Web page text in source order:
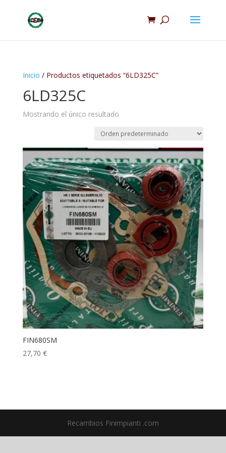
Inicio / Productos etiquetados “6LD325C”
6LD325C
Mostrando el único resultado
FIN680SM
27,70 €
Recambios Finimpianti .com